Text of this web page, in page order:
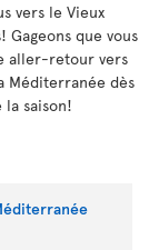
vers le Vieux
que vous
aller-retour vers
Méditerranée dès
saison!